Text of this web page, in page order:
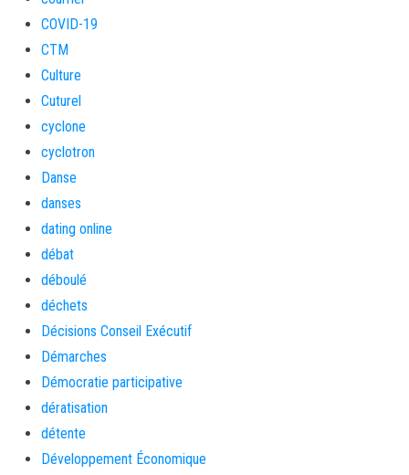
COVID-19
CTM
Culture
Cuturel
cyclone
cyclotron
Danse
danses
dating online
débat
déboulé
déchets
Décisions Conseil Exécutif
Démarches
Démocratie participative
dératisation
détente
Développement Économique